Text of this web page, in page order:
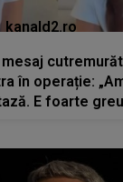
kanald2.ro
mesaj
în operație:
E foarte